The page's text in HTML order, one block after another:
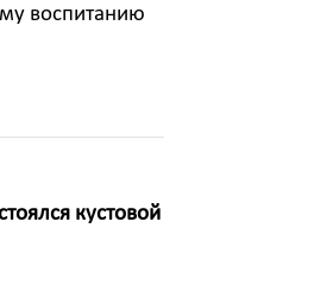
воспитанию
кустовой